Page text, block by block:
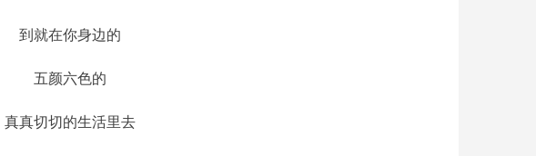
到就在你身边的
五颜六色的
真真切切的生活里去